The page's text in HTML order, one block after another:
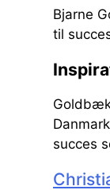
Bjarne
til
succes